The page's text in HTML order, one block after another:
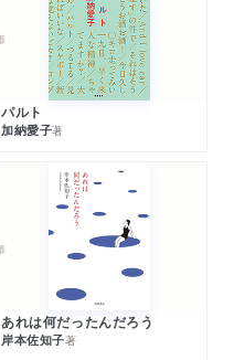
パルト
加納愛子著
あれは何だったんだろう
岸本佐知子著